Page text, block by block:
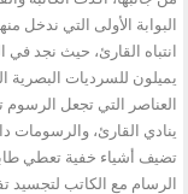
البوابة الأولى التي ندخل
انتباه القارئ، حيث نجد في
يميلون للسرديات البصرية
العناصر التي تجعل
ينادي القارئ، والرسومات
تضيف أشياء خفية تعطي
الرسام مع الكاتب لتجسيد